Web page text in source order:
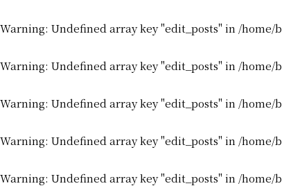
Warning: Undefined array key "edit_posts" in /home/
Warning: Undefined array key "edit_posts" in /home/
Warning: Undefined array key "edit_posts" in /home/
Warning: Undefined array key "edit_posts" in /home/
Warning: Undefined array key "edit_posts" in /home/